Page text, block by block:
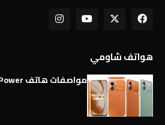
هواتف شاومي
مواصفات هاتف Xiaomi Poco M8 Power كاملة